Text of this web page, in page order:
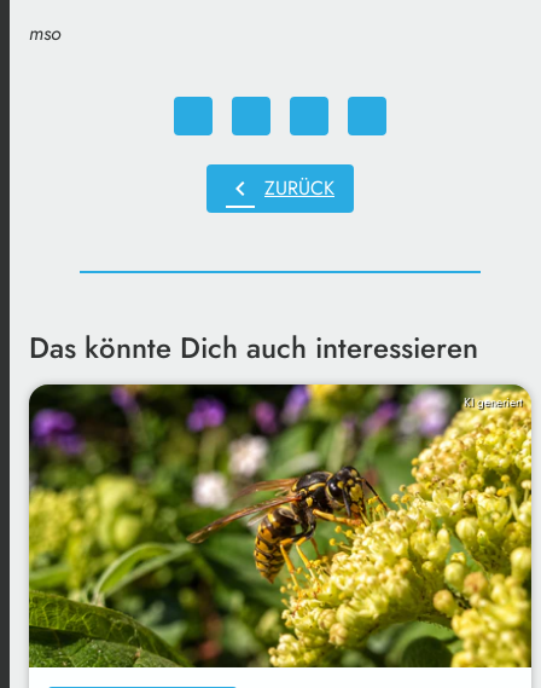
mso
chevron_left ZURÜCK
Das könnte Dich auch interessieren
KI generiert